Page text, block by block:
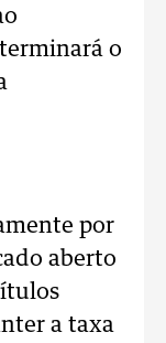
o
por
aberto
a taxa